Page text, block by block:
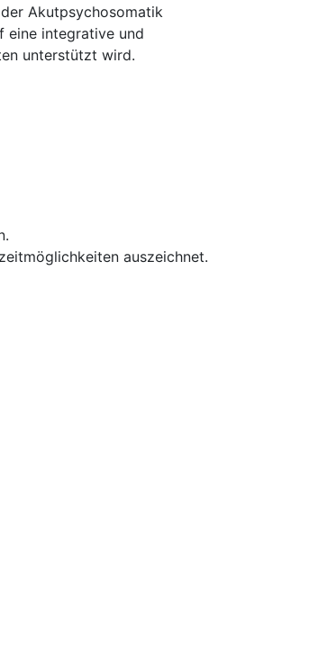
Akutpsychosomatik
eine integrative und
unterstützt wird.
auszeichnet.